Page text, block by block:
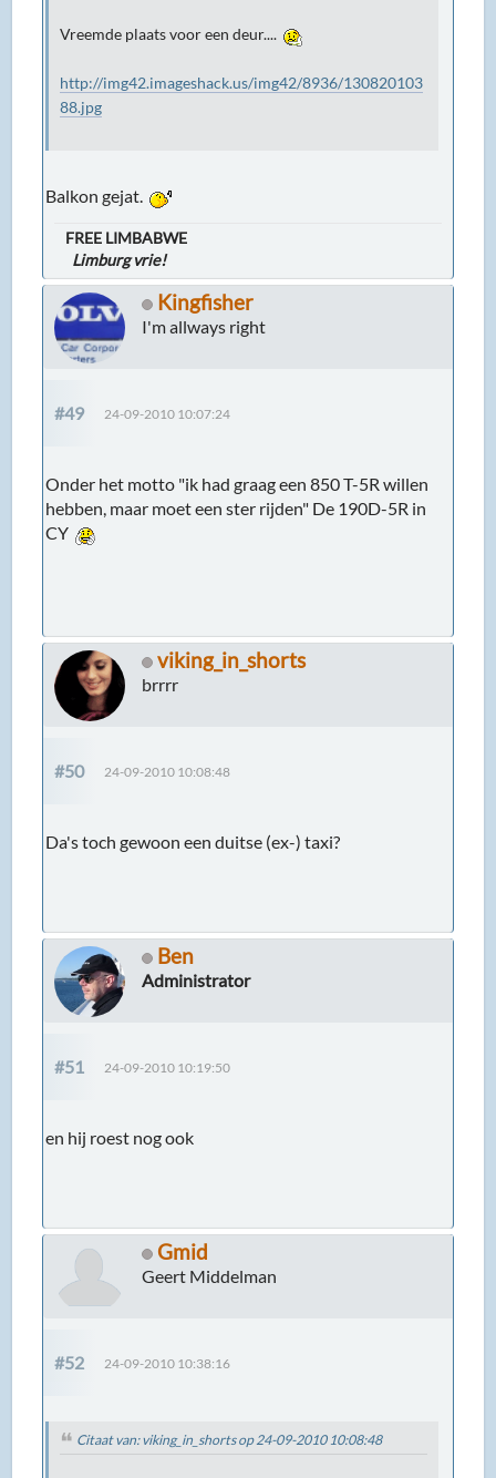
Vreemde plaats voor een deur....
http://img42.imageshack.us/img42/8936/130820103
88.jpg
Balkon gejat.
FREE LIMBABWE
Limburg vrie!
Kingfisher
I'm allways right
#49 24-09-2010 10:07:24
Onder het motto "ik had graag een 850 T-5R willen
hebben, maar moet een ster rijden" De 190D-5R in
CY
viking_in_shorts
brrrr
#50 24-09-2010 10:08:48
Da's toch gewoon een duitse (ex-) taxi?
Ben
Administrator
#51 24-09-2010 10:19:50
en hij roest nog ook
Gmid
Geert Middelman
#52 24-09-2010 10:38:16
Citaat van: viking_in_shorts op 24-09-2010 10:08:48